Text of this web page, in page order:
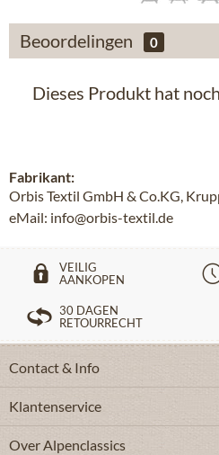
Beoordelingen 0
Dieses Produkt hat
Fabrikant:
Orbis Textil GmbH & Co.KG,
eMail: info@orbis-textil.de
VEILIG
AANKOPEN
30 DAGEN
RETOURRECHT
Contact & Info
Klantenservice
Over Alpenclassics